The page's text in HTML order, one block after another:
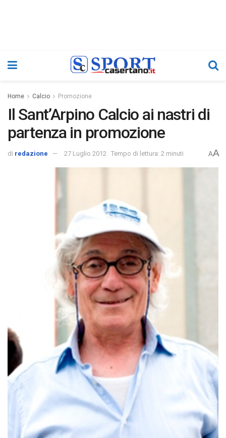
Home Calcio Promozione
Il Sant’Arpino Calcio ai nastri di
partenza in promozione
di redazione 27 Luglio 2012 Tempo di lettura: 2 minuti AA